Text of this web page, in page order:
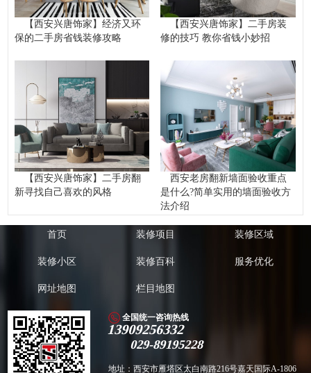
【西安兴唐饰家】经济又环
保的二手房省钱装修攻略
【西安兴唐饰家】二手房装
修的技巧 教你省钱小妙招
【西安兴唐饰家】二手房翻
新寻找自己喜欢的风格
西安老房翻新墙面验收重点
是什么?简单实用的墙面验收方
法介绍
首页 装修项目 装修区域
装修小区 装修百科 服务优化
网址地图 栏目地图
全国统一咨询热线
13909256332
029-89195228
地址：西安市雁塔区太白南路216号嘉天国际A-1806